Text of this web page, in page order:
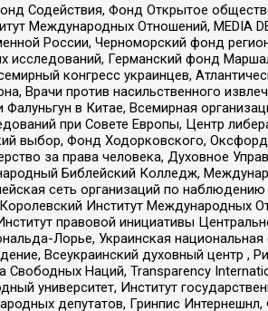
Содействия, Фонд Открытое
Международных Отношений, MEDIA
России, Черноморский фонд
Германский фонд
конгресс украинцев,
против насильственного
в Китае, Всемирная
при Совете Европы, Центр
выбор, Фонд Ходорковского,
за права человека, Духовное
Библейский Колледж,
сеть организаций по
Институт
правовой инициативы
Лорье, Украинская
Всеукраинский духовный центр ,
Наций, Transparеncy
университет, Институт
депутатов, Гринпис